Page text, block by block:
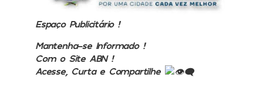
Espaço Publicitário !
Mantenha-se Informado !
Com o Site ABN !
Acesse, Curta e Compartilhe